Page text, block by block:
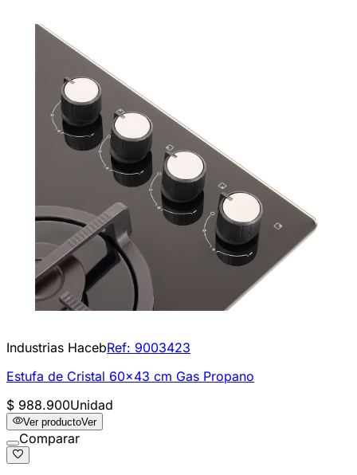
Industrias HacebRef: 9003423
Estufa de Cristal 60x43 cm Gas Propano
$ 988.900Unidad
Ver productoVer
Comparar